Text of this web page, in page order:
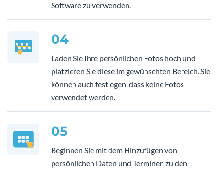
Software zu verwenden.
04
Laden Sie Ihre persönlichen Fotos hoch und
platzieren Sie diese im gewünschten Bereich. Sie
können auch festlegen, dass keine Fotos
verwendet werden.
05
Beginnen Sie mit dem Hinzufügen von
persönlichen Daten und Terminen zu den